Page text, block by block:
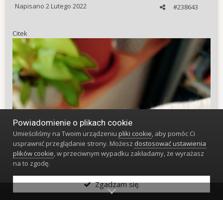
#238643
Napisano 2 Lutego 2022
Citek
Powiadomienie o plikach cookie
Umieściliśmy na Twoim urządzeniupliki cookie, aby pomóc Ci
usprawnić przeglądanie strony. Możesz dostosować ustawienia
plików cookie, w przeciwnym wypadku zakładamy, że wyrażasz
na to zgodę.
Zgadzam się.